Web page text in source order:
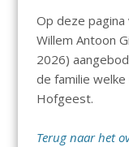
Op deze
Willem Antoon
2026)
de familie
Hofgeest.
Terug naar het